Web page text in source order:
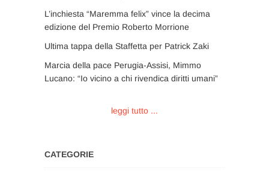
L’inchiesta “Maremma felix” vince la decima
edizione del Premio Roberto Morrione
Ultima tappa della Staffetta per Patrick Zaki
Marcia della pace Perugia-Assisi, Mimmo
Lucano: “Io vicino a chi rivendica diritti umani”
leggi tutto ...
CATEGORIE